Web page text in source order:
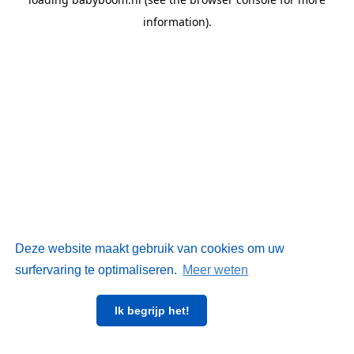
Deze website maakt gebruik van cookies om uw
surfervaring te optimaliseren. Meer weten
Ik begrijp het!
information).